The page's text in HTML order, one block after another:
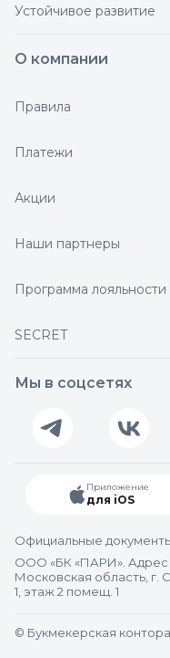
Устойчивое развитие
О компании
Правила
Платежи
Акции
Наши партнеры
Программа лояльности
SECRET
Мы в соцсетях
Приложение
для iOS
Официальные
ООО «БК «ПАРИ». Адрес
Московская область, г.
1, этаж 2 помещ. 1
© Букмекерская контора